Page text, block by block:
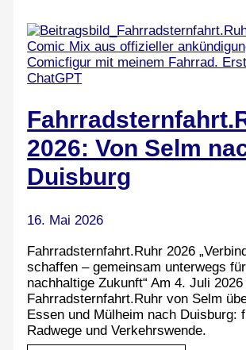
2026: Von Selm
Duisburg
16. Mai 2026
Fahrradsternfahrt.Ruhr 2026
schaffen – gemeinsam unterwegs
nachhaltige Zukunft“ Am 4. Juli
Fahrradsternfahrt.Ruhr von Selm
Essen und Mülheim nach Duisburg:
Radwege und Verkehrswende.